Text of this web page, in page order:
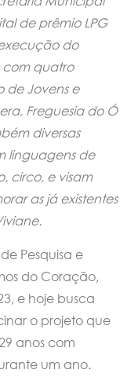
de prêmio LPG
do
com quatro
de Jovens e
Freguesia do Ó
diversas
linguagens de
circo, e visam
as já existentes
Pesquisa e
do Coração,
e hoje busca
o projeto que
anos com
um ano.